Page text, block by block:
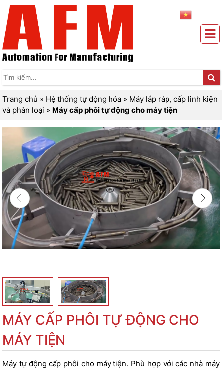
Trang chủ » Hệ thống tự động hóa » Máy lắp ráp, cấp linh kiện
và phân loại » Máy cấp phôi tự động cho máy tiện
MÁY CẤP PHÔI TỰ ĐỘNG CHO
MÁY TIỆN
Máy tự động cấp phôi cho máy tiện. Phù hợp với các nhà máy